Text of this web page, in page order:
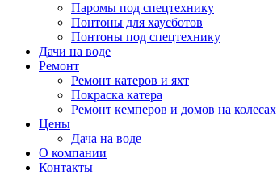
Паромы под спецтехнику
Понтоны для хаусботов
Понтоны под спецтехнику
Дачи на воде
Ремонт
Ремонт катеров и яхт
Покраска катера
Ремонт кемперов и домов на колесах
Цены
Дача на воде
О компании
Контакты